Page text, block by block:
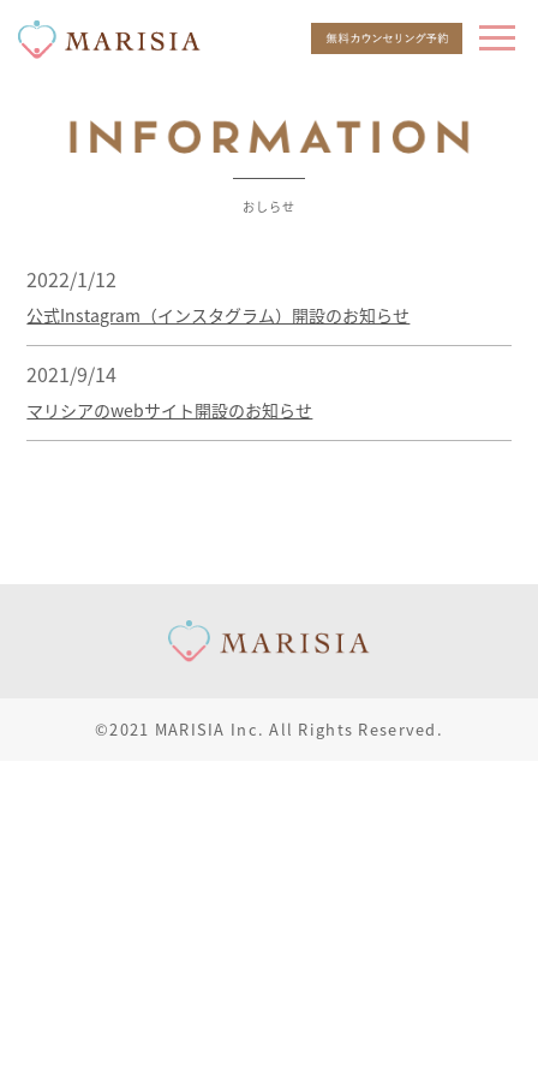
おしらせ
2022/1/12
公式Instagram（インスタグラム）開設のお知らせ
2021/9/14
マリシアのwebサイト開設のお知らせ
©2021 MARISIA Inc. All Rights Reserved.